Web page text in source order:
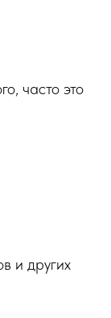
часто это
и других